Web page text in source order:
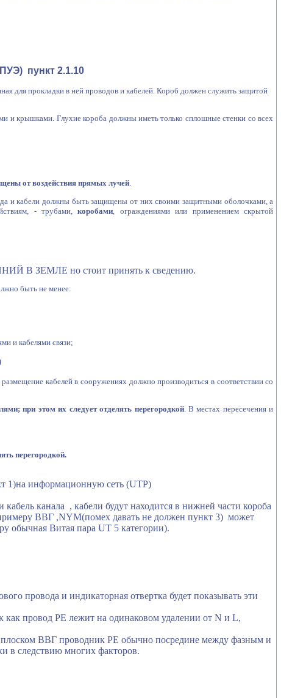
пункт 2.1.10
для прокладки в ней проводов и кабелей. Короб должен служить защитой
крышками. Глухие короба должны иметь только сплошные стенки со всех
от воздействия прямых лучей.
и кабели должны быть защищены от них своими защитными оболочками, а
- трубами,коробами , ограждениями или применением скрытой
В ЗЕМЛЕ но стоит принять к сведению.
быть не менее:
и кабелями связи;
кабелей в сооружениях должно производиться в соответствии со
при этом их следует отделять перегородкой. В местах пересечения и
перегородкой.
1)на информационную сеть (UTP)
канала , кабели будут находится в нижней части короба
ВВГ ,NYM(помех давать не должен пункт 3) может
обычная Витая пара UT 5 категории).
провода и индикаторная отвертка будет показывать эти
провод PE лежит на одинаковом удалении от N и L,
ВВГ проводник РЕ обычно посредине между фазным и
в следствию многих факторов.